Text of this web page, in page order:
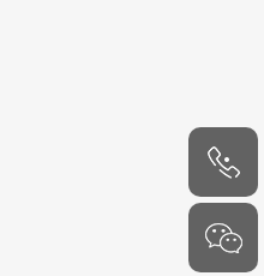
4000-